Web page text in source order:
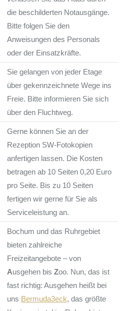
die beschilderten Notausgänge.
Bitte folgen Sie den
Anweisungen des Personals
oder der Einsatzkräfte.
Sie gelangen von jeder Etage
über gekennzeichnete Wege ins
Freie. Bitte informieren Sie sich
über den Fluchtweg.
Gerne können Sie an der
Rezeption SW-Fotokopien
anfertigen lassen. Die Kosten
betragen ab 10 Seiten 0,20 Euro
pro Seite. Bis zu 10 Seiten
fertigen wir gerne für Sie als
Serviceleistung an.
Bochum und das Ruhrgebiet
bieten zahlreiche
Freizeitangebote – von
Ausgehen bis Zoo. Nun, das ist
fast richtig: Ausgehen heißt bei
uns Bermuda3eck, das größte